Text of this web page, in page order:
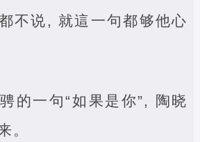
不说, 就這一句都够他心
的一句“如果是你”, 陶晓
。